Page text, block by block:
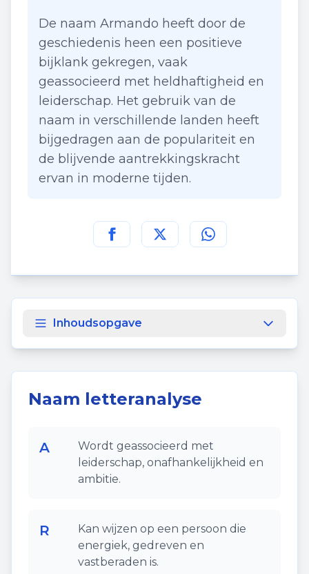
De naam Armando heeft door de
geschiedenis heen een positieve
bijklank gekregen, vaak
geassocieerd met heldhaftigheid en
leiderschap. Het gebruik van de
naam in verschillende landen heeft
bijgedragen aan de populariteit en
de blijvende aantrekkingskracht
ervan in moderne tijden.
Deel deze pagina op
Deel deze pagina op
Deel deze pagina
Inhoudsopgave
Naam letteranalyse
A
Wordt geassocieerd met
leiderschap, onafhankelijkheid en
ambitie.
R
Kan wijzen op een persoon die
energiek, gedreven en
vastberaden is.